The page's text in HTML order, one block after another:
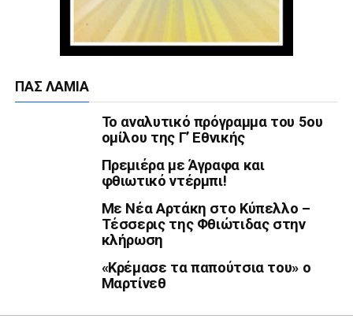
ΠΑΣ ΛΑΜΊΑ
Το αναλυτικό πρόγραμμα του 5ου
ομίλου της Γ’ Εθνικής
Πρεμιέρα με Άγραφα και
φθιωτικό ντέρμπι!
Με Νέα Αρτάκη στο Κύπελλο –
Τέσσερις της Φθιώτιδας στην
κλήρωση
«Κρέμασε τα παπούτσια του» ο
Μαρτίνεθ